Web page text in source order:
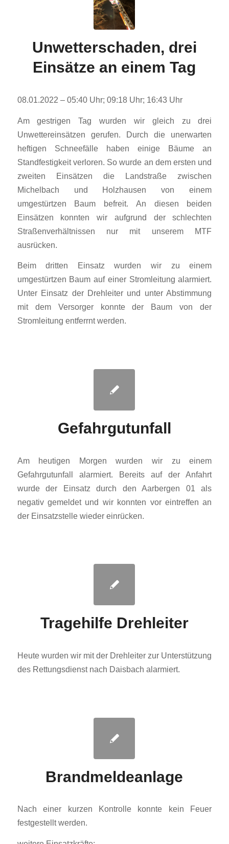
Unwetterschaden, drei
Einsätze an einem Tag
08.01.2022 – 05:40 Uhr; 09:18 Uhr; 16:43 Uhr
Am gestrigen Tag wurden wir gleich zu drei
Unwettereinsätzen gerufen. Durch die unerwarten
heftigen Schneefälle haben einige Bäume an
Standfestigkeit verloren. So wurde an dem ersten und
zweiten Einsätzen die Landstraße zwischen
Michelbach und Holzhausen von einem
umgestürtzen Baum befreit. An diesen beiden
Einsätzen konnten wir aufgrund der schlechten
Straßenverhältnissen nur mit unserem MTF
ausrücken.
Beim dritten Einsatz wurden wir zu einem
umgestürtzen Baum auf einer Stromleitung alarmiert.
Unter Einsatz der Drehleiter und unter Abstimmung
mit dem Versorger konnte der Baum von der
Stromleitung entferrnt werden.
Gefahrgutunfall
Am heutigen Morgen wurden wir zu einem
Gefahrgutunfall alarmiert. Bereits auf der Anfahrt
wurde der Einsatz durch den Aarbergen 01 als
negativ gemeldet und wir konnten vor eintreffen an
der Einsatzstelle wieder einrücken.
Tragehilfe Drehleiter
Heute wurden wir mit der Drehleiter zur Unterstützung
des Rettungsdienst nach Daisbach alarmiert.
Brandmeldeanlage
Nach einer kurzen Kontrolle konnte kein Feuer
festgestellt werden.